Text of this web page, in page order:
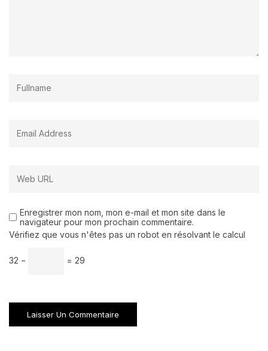
Enregistrer mon nom, mon e-mail et mon site dans le
navigateur pour mon prochain commentaire.
Vérifiez que vous n'êtes pas un robot en résolvant le calcul
32 − = 29